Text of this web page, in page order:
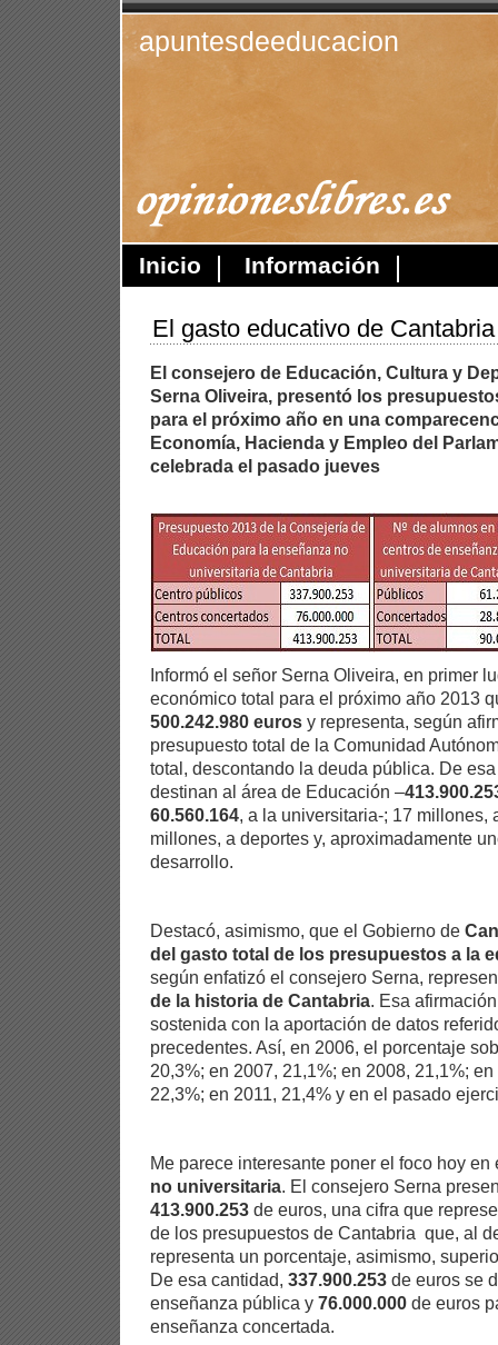
apuntesdeeducacion
Inicio Información
El gasto educativo de
El consejero de Educación, Cultura y
Serna Oliveira, presentó los
para el próximo año en una
Economía, Hacienda y Empleo del
celebrada el pasado jueves
Informó el señor Serna Oliveira, en primer
económico total para el próximo año 2013
500.242.980 euros y representa, según
presupuesto total de la Comunidad
total, descontando la deuda pública. De
destinan al área de Educación –
60.560.164, a la universitaria-; 17 millones,
millones, a deportes y, aproximadamente
desarrollo.
Destacó, asimismo, que el Gobierno de
del gasto total de los presupuestos a la
según enfatizó el consejero Serna,
de la historia de Cantabria. Esa
sostenida con la aportación de datos
precedentes. Así, en 2006, el porcentaje
20,3%; en 2007, 21,1%; en 2008, 21,1%;
22,3%; en 2011, 21,4% y en el pasado
Me parece interesante poner el foco hoy
no universitaria. El consejero Serna
413.900.253 de euros, una cifra que
de los presupuestos de Cantabria que, al
representa un porcentaje, asimismo,
De esa cantidad, 337.900.253 de euros se
enseñanza pública y 76.000.000 de euros
enseñanza concertada.